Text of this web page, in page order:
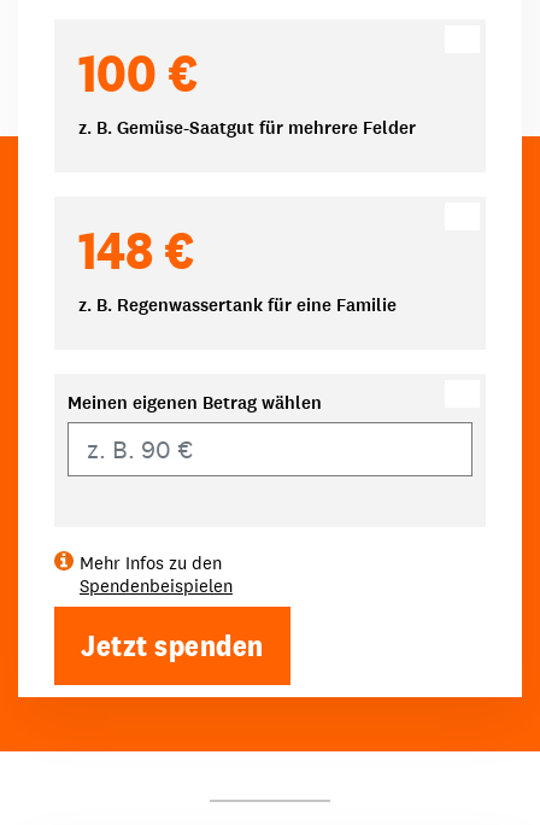
100 €
z. B. Gemüse-Saatgut für mehrere Felder
148 €
z. B. Regenwassertank für eine Familie
Meinen eigenen Betrag wählen
Mehr Infos zu den
Spendenbeispielen
Jetzt spenden